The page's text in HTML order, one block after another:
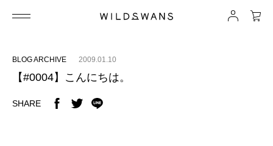
BLOG ARCHIVE 2009.01.10
【#0004】こんにちは。
SHARE